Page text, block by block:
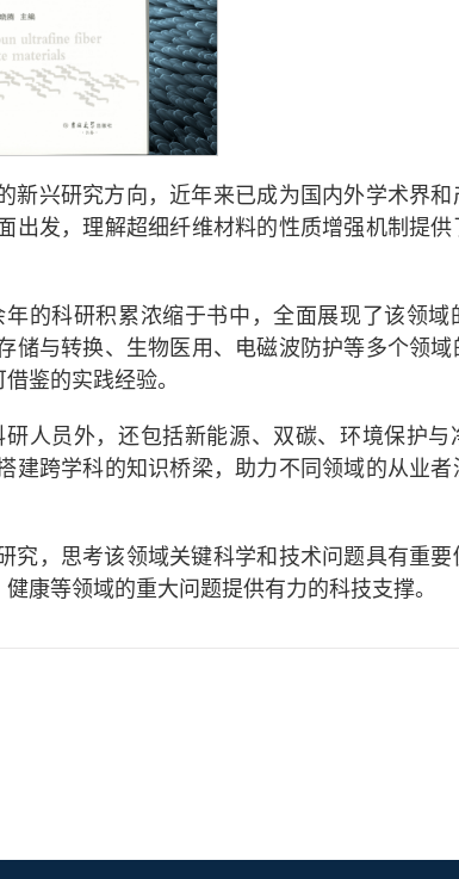
兴研究方向，近年来已成为国内外学术界和
发，理解超细纤维材料的性质增强机制提供
的科研积累浓缩于书中，全面展现了该领域
与转换、生物医用、电磁波防护等多个领域
鉴的实践经验。
人员外，还包括新能源、双碳、环境保护与
跨学科的知识桥梁，助力不同领域的从业
，思考该领域关键科学和技术问题具有重要
康等领域的重大问题提供有力的科技支撑。